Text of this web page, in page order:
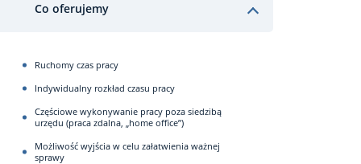
Co oferujemy
Ruchomy czas pracy
Indywidualny rozkład czasu pracy
Częściowe wykonywanie pracy poza siedzibą
urzędu (praca zdalna, „home office”)
Możliwość wyjścia w celu załatwienia ważnej
sprawy